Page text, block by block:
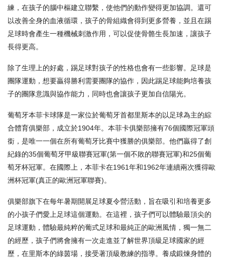
練，在孩子的腦中樞建立聯繫，使他們的動作變得更加協調。還可
以改善全身的血液循環，孩子的骨組織會得到更多營養，並且在踢
足球時會產生一種機械刺激作用，可以促使骨骼生長加速，讓孩子
長得更高。
除了生理上的好處，踢足球對孩子的性格也會有一些影響。足球是
團隊運動，想要贏得勝利需要團隊的協作，因此踢足球能夠培養孩
子的團隊意識與協作能力，同時也會讓孩子更加自信陽光。
葡萄牙本菲卡球隊是一家位於葡萄牙首都里斯本的以足球為主的綜
合體育俱樂部，成立於1904年。本菲卡俱樂部擁有76個國際冠軍頭
銜，是唯一一個在所有葡萄牙比賽中獲勝的俱樂部。他們贏得了創
紀錄的35個葡萄牙甲級聯賽冠軍(第一個不敗的聯賽冠軍)和25個葡
萄牙杯冠軍。在國際上，本菲卡在1961年和1962年連續兩次獲得歐
洲杯冠軍(真正的歐洲冠軍聯賽)。
俱樂部旗下在每年暑期開展足球夏令營活動，旨在吸引和培養更多
的小孩子們愛上足球這個運動。在這裡，孩子們可以體驗最頂尖的
足球運動，體驗最純粹的葡式足球和最純正的歐洲風情，獨一無二
的經歷，孩子們將會擁有一次走進並了解世界頂級足球國家的經
歷，在里斯本的綠茵場，接受著頂級教練的指導。養成鍛煉身體的